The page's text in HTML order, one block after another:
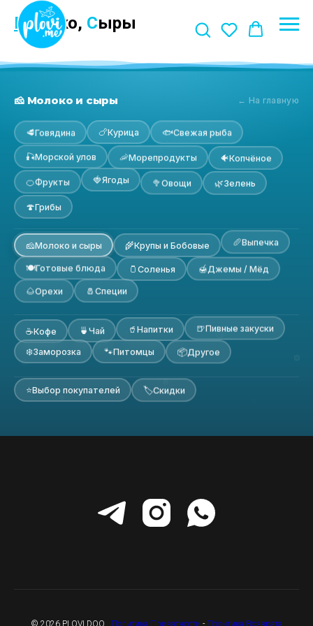
Молоко, Сыры
🧀 Молоко и сыры ← На главную
🥩Говядина 🍗Курица 🐟Свежая рыба
🎣Морской улов 🦐Морепродукты 🐠Копчёное
🍊Фрукты 🍓Ягоды 🥦Овощи 🌿Зелень
🍄Грибы
🧀Молоко и сыры 🌾Крупы и Бобовые 🥖Выпечка
🍽Готовые блюда 🫙 Соленья 🍯Джемы / Мёд
🌰Орехи 🧂 Специи
☕Кофе 🍵 Чай 🥤 Напитки 🍺Пивные закуски
❄️Заморозка 🐾Питомцы 📦Другое
⭐Выбор покупателей 🏷Скидки
© 2026 PLOVI DOO . Политика Приватности - Политика Возврата